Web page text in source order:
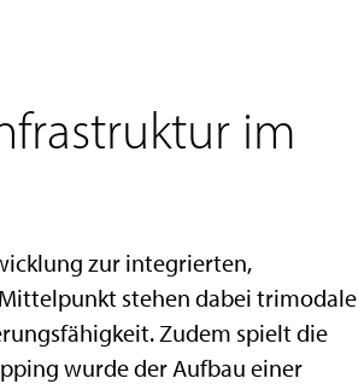
im
zur integrierten,
stehen dabei trimodale
Zudem spielt die
wurde der Aufbau einer